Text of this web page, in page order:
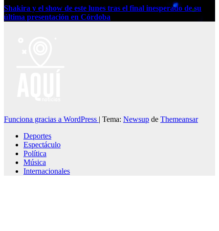
Shakira y el show de este lunes tras el final inesperado de su
última presentación en Córdoba
Funciona gracias a WordPress | Tema: Newsup de Themeansar
Deportes
Espectáculo
Política
Música
Internacionales